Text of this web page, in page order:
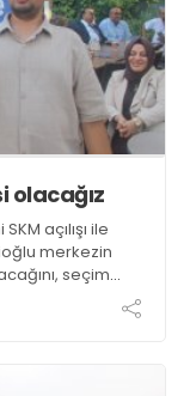
olacağız
açılışı ile
merkezin
seçim
temsilcisi